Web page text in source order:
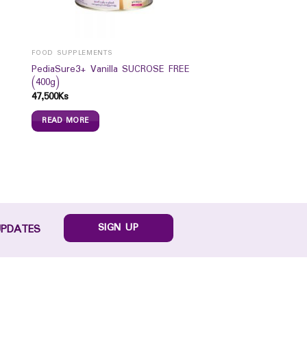
FOOD SUPPLEMENTS
PediaSure3+ Vanilla SUCROSE FREE
(400g)
47,500Ks
READ MORE
SIGN UP